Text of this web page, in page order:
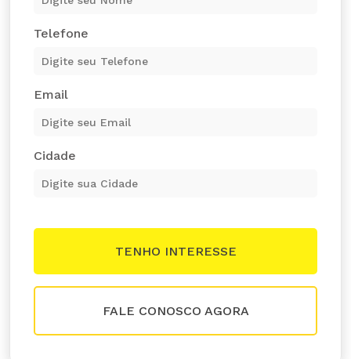
Telefone
Email
Cidade
FALE CONOSCO AGORA